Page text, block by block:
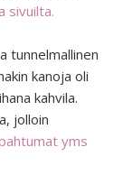
sivuilta.
tunnelmallinen
kanoja oli
kahvila.
jolloin
yms